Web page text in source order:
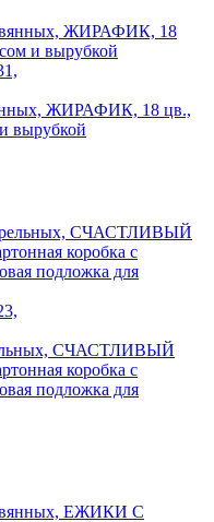
ЖИРАФИК, 18 цв.,
вырубкой
СЧАСТЛИВЫЙ
коробка с
подложка для